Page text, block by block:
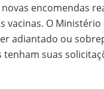
encomendas
vacinas. O
adiantado ou
suas